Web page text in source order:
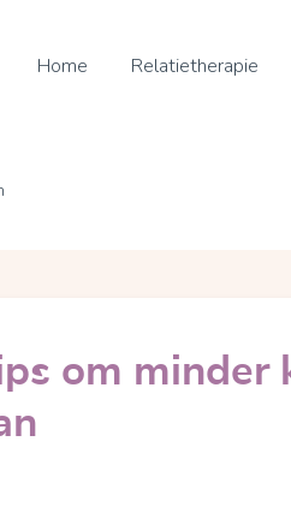
Home Relatietherapie
om minder